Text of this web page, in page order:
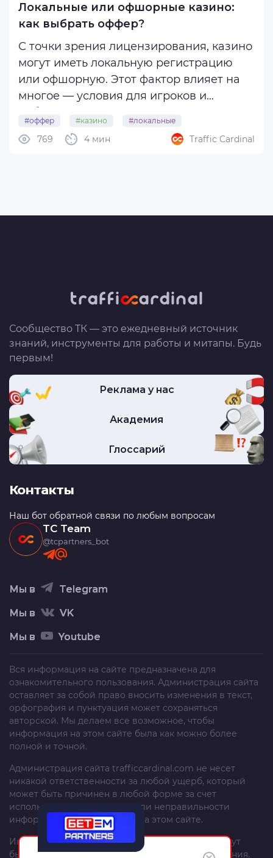
Локальные или офшорные казино:
как выбрать оффер?
С точки зрения лицензирования, казино
могут иметь локальную регистрацию
или офшорную. Этот фактор влияет на
многое — условия для игроков и
устройство проектов.
#оффер #казино #локальные
#офшорные 4 мин
769 Traffic Cardinal
Сообщество ТК — это ежедневный источник
знаний, инструменты для работы и митапы. Будь
первым!
Реклама у нас
Академия
Глоссарий
Контакты
Наш бот обратной связи по любым вопросам
TC Team
@tcpartners_bot
Мы в Telegram
Мы в VK
Мы в Youtube
Вся информация на сайте предназначена для
ознакомительного пользования. Администрация сайта
оставляет за собой право вносить изменения в текст,
орфография и пунктуация может сохраняться
авторской. Мы делаем все возможное, чтобы
информация на этом сайте была как можно более
полной и точной.
Администрация сайта trafficcardinal.com не несет
никакой ответственности за любой ущерб, который
может быть причинен в любой форме за счет
использования, неполноты или неправильности
информации, размещенной на этом сайте.
Информация и рекомендации на этом сайте могут
быть изменены без предварительного уведомления.